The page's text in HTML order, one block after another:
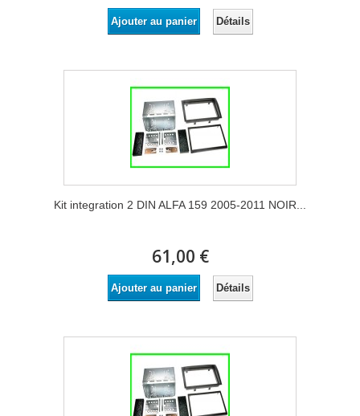
Ajouter au panier Détails
Kit integration 2 DIN ALFA 159 2005-2011 NOIR...
61,00 €
Ajouter au panier Détails